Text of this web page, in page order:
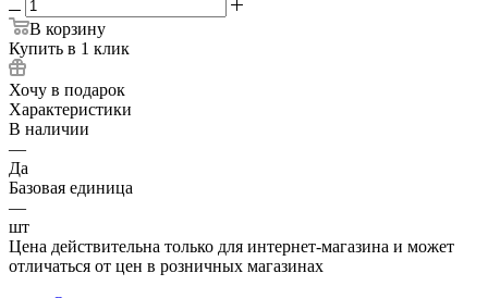
В корзину
Купить в 1 клик
Хочу в подарок
Характеристики
В наличии
—
Да
Базовая единица
—
шт
Цена действительна только для интернет-магазина и может
отличаться от цен в розничных магазинах